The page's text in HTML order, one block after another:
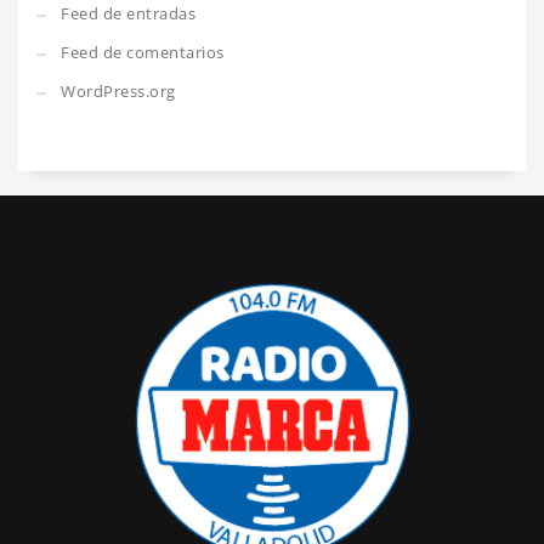
Feed de entradas
Feed de comentarios
WordPress.org